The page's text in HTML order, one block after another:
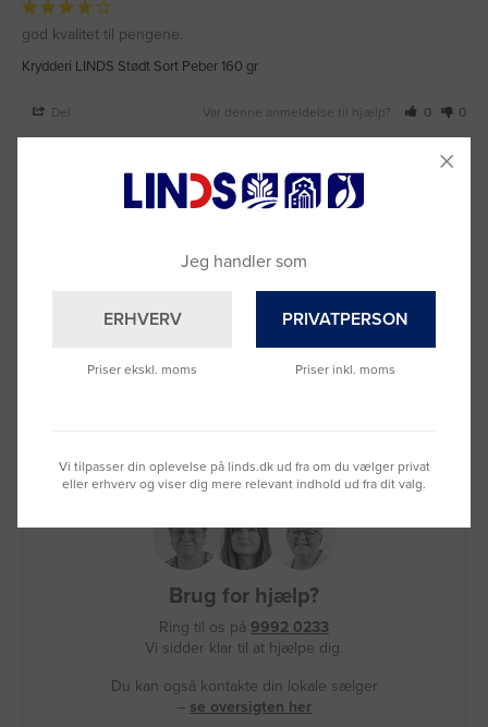
god kvalitet til pengene.
Krydderi LINDS Stødt Sort Peber 160 gr
Del Var denne anmeldelse til hjælp? 0 0
Brug for hjælp?
Ring til os på 9992 0233
Vi sidder klar til at hjælpe dig.
Du kan også kontakte din lokale sælger
– se oversigten her
Jeg handler som
ERHVERV
Priser ekskl. moms
PRIVATPERSON
Priser inkl. moms
Vi tilpasser din oplevelse på linds.dk ud fra om du vælger privat
eller erhverv og viser dig mere relevant indhold ud fra dit valg.